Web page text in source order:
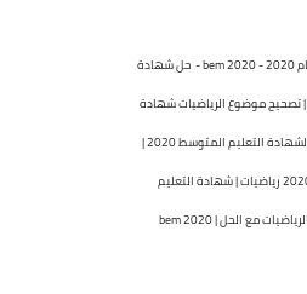
تصحيح موضوع الرياضيات شهادة التعليم المتوسط 2020 - موضوع امتحان شهادة التعليم المتوسط دورة 2020 - الحل المقترح لشهادة التعليم المتوسط دورة 2020 - بيام 2020 - bem 2020 - حل شهادة
التعليم المتوسط في الرياضيات | حل موضوع اختبار مادة الرياضيات الرسمي لشهادة التعليم المتوسط 2020 | تصحيح موضوع امتحان شهادة التعليم المتوسط 2020 BEM | تصحيح موضوع الرياضيات شهادة
التعليم المتوسط 2020 | correction bem maths 2020 | حل شهادة التعليم المتوسط 2020 في الرياضيات| bem 2020 math | حل بيام 2020 رياضيات | حل موضوع الرياضيات لشهادة التعليم المتوسط 2020 |
bem 2020 math correction | بيام 2020 رياضيات مع الحل | حل امتحان شهادة التعليم المتوسط 2020 في الرياضيات | تصحيح بيام 2020 رياضيات | بيام 2020 رياضيات | بيام 2020 رياضيات | شهادة التعليم
المتوسط 2020 في الرياضيات | حل bem 2020 رياضيات | حل شهادة 2020 رياضيات | تصحيح شهادة التعليم المتوسط رياضيات 2020 | شهادة التعليم المتوسط 2020 في الرياضيات مع الحل | bem 2020